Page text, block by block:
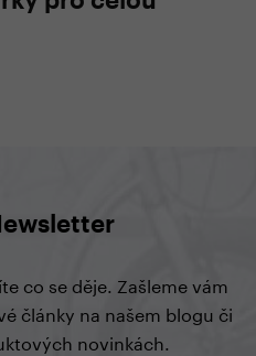
co se děje. Zašleme vám
články na našem blogu či
novinkách.